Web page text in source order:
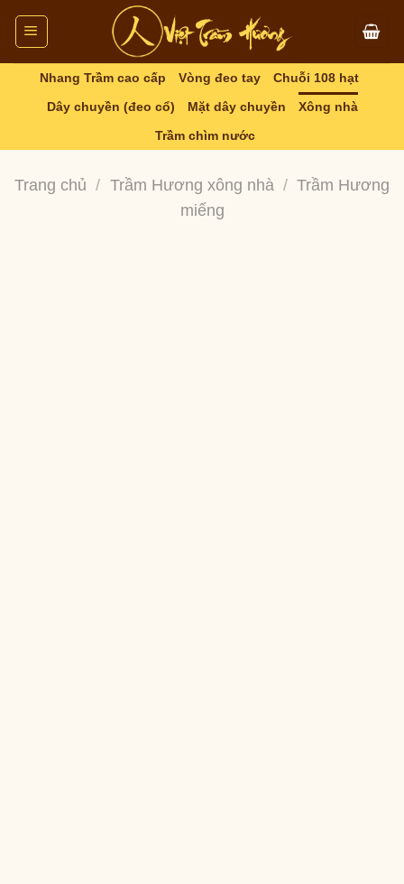
Skip
content
Nhang Trầm cao cấp Vòng đeo tay
Chuỗi 108 hạt
Dây chuyền (đeo cổ)
Mặt dây chuyền
Xông nhà
Trầm chìm nước
Trang chủ / Trầm Hương xông nhà / Trầm Hương
miếng